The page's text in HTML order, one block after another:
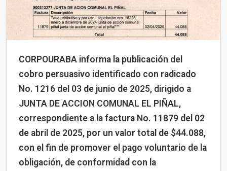
CORPOURABA informa la publicación del
cobro persuasivo identificado con radicado
No. 1216 del 03 de junio de 2025, dirigido a
JUNTA DE ACCION COMUNAL EL PIÑAL,
correspondiente a la factura No. 11879 del 02
de abril de 2025, por un valor total de $44.088,
con el fin de promover el pago voluntario de la
obligación, de conformidad con la